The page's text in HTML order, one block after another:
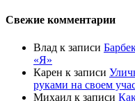
Свежие комментарии
Влад к записи
«Я»
Карен к записи
руками на своем
Михаил к записи